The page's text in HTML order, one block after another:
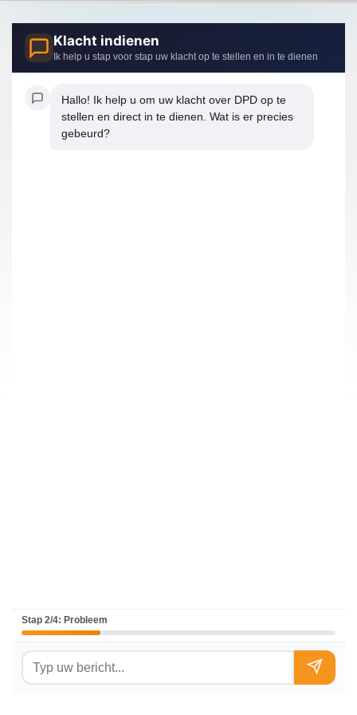
Klacht indienen
Ik help u stap voor stap uw klacht op te stellen en in te dienen
Hallo! Ik help u om uw klacht over DPD op te
stellen en direct in te dienen. Wat is er precies
gebeurd?
Stap 2/4: Probleem